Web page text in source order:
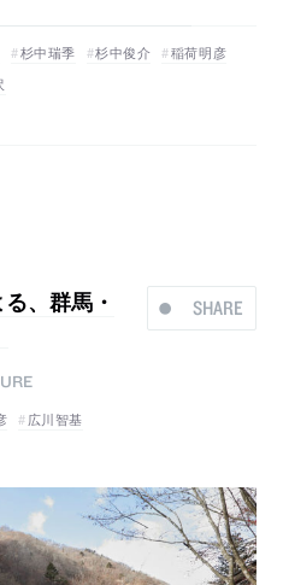
杉中瑞季 杉中俊介
稲荷明彦
SHARE
、群馬・
広川智基